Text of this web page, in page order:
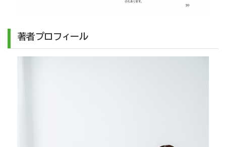
著者プロフィール